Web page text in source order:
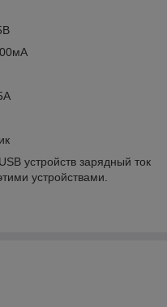
устройств зарядный ток
устройствами.